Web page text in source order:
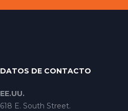
DATOS DE CONTACTO
EE.UU.
618 E. South Street.